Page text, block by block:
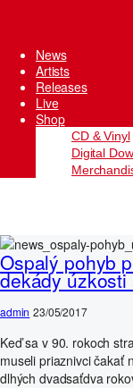
News
Artists
Releases
Live
Shop
CD & Vinyl
Digital
Ospalý pohyb
dekády
admin 23/05/2017
Keď sa v 90. rokoch
museli priaznivci čakať
dlhých dvadsaťdva